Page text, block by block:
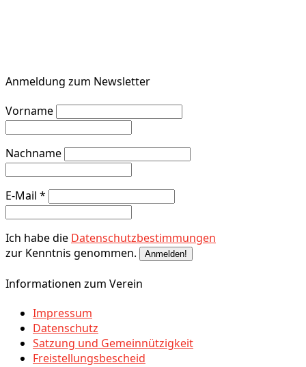
Anmeldung zum Newsletter
Vorname
Nachname
E-Mail *
Ich habe die Datenschutzbestimmungen
zur Kenntnis genommen.
Informationen zum Verein
Impressum
Datenschutz
Satzung und Gemeinnützigkeit
Freistellungsbescheid